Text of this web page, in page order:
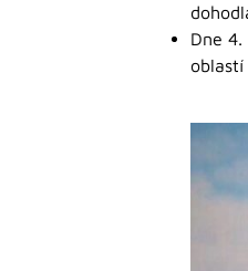
Dne 4.
oblastí